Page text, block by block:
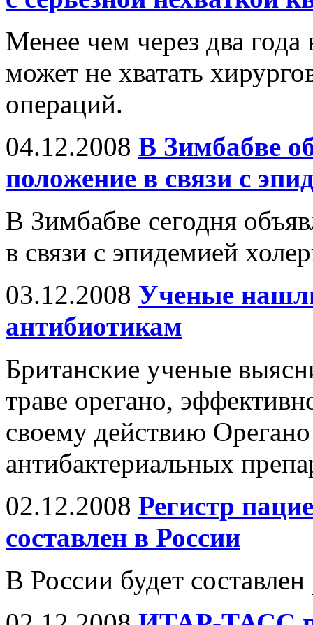
Менее чем через два
может не хватать
операций.
04.12.2008 В Зимбабве
положение в связи с
В Зимбабве сегодня
в связи с эпидемией
03.12.2008 Ученые
антибиотикам
Британские ученые
траве орегано,
своему действию
антибактериальных
02.12.2008 Регистр
составлен в России
В России будет